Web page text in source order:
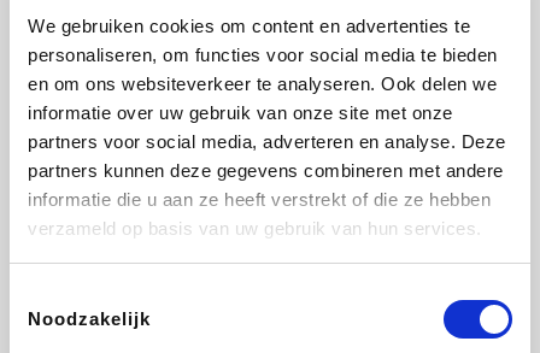
We gebruiken cookies om content en advertenties te
personaliseren, om functies voor social media te bieden
en om ons websiteverkeer te analyseren. Ook delen we
informatie over uw gebruik van onze site met onze
partners voor social media, adverteren en analyse. Deze
partners kunnen deze gegevens combineren met andere
informatie die u aan ze heeft verstrekt of die ze hebben
verzameld op basis van uw gebruik van hun services.
Noodzakelijk
Weekendesk Sarenza Schiesser Interhome
Lufthansa